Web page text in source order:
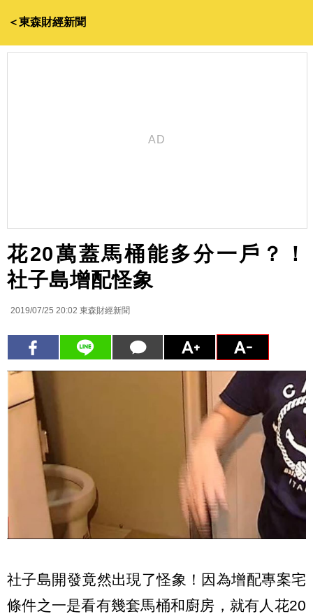
＜東森財經新聞
花20萬蓋馬桶能多分一戶？！
社子島增配怪象
2019/07/25 20:02 東森財經新聞
社子島開發竟然出現了怪象！因為增配專案宅
條件之一是看有幾套馬桶和廚房，就有人花20